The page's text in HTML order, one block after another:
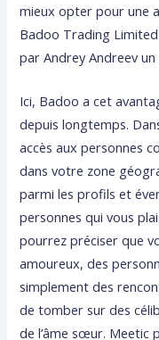
mieux opter pour une
Badoo Trading
par Andrey Andreev
Ici, Badoo a cet
depuis longtemps.
accès aux personnes
dans votre zone
parmi les profils et
personnes qui vous
pourrez préciser que
amoureux, des
simplement des
de tomber sur des
de l’âme sœur. Meetic